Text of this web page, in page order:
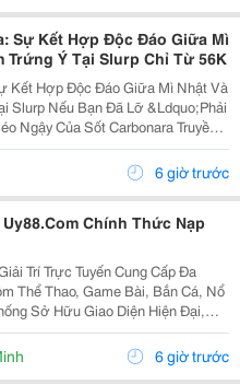
Sự Kết Hợp Độc Đáo Giữa Mì
Trứng Ý Tại Slurp Chỉ Từ 56K
Kết Hợp Độc Đáo Giữa Mì Nhật Và
&Ldquo;Phải
Ngậy Của Sốt Carbonara Truyền
Trải Nghiệm Một Cảm Giác Dẻo
Udon Carbonara Nhà...6 giờ trước
Chính Thức Nạp
Trí Trực Tuyến Cung Cấp Đa
Thể Thao, Game Bài, Bắn Cá, Nổ
Sở Hữu Giao Diện Hiện Đại,
Bảo Mật Nhiều Lớp Cùng Đội
24/7, Mang Đến Trải Nghiệm
6 giờ trước